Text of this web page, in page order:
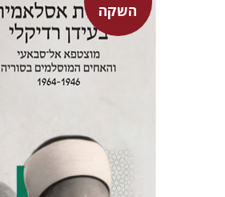
השקה
מאיר חטינה